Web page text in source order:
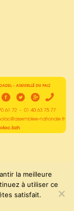
2026
la meilleure
à utiliser ce
satisfait.